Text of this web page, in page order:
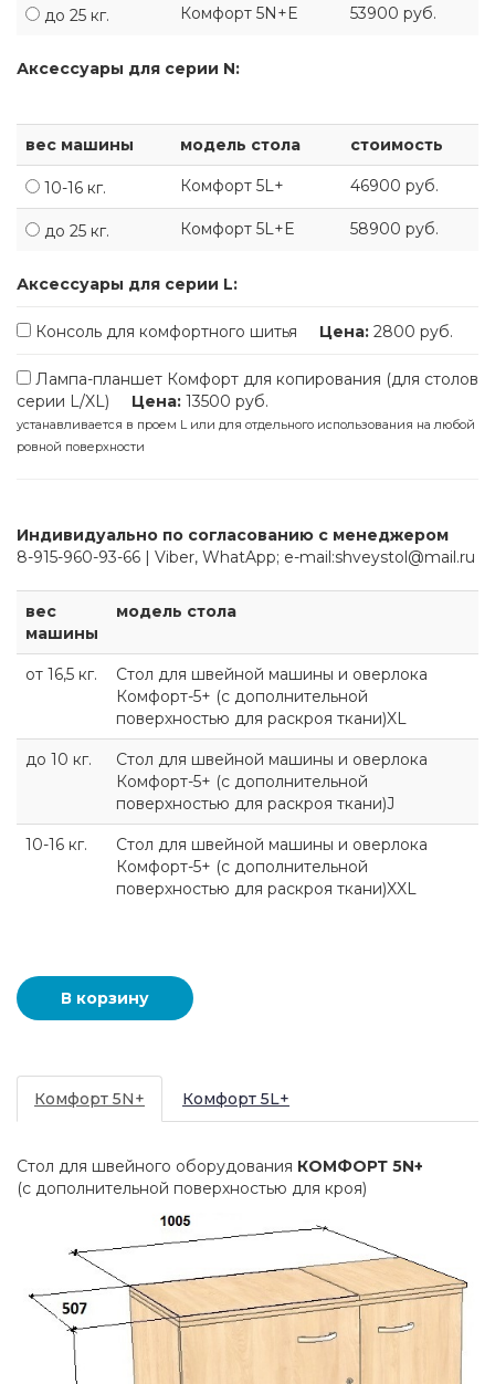
до 25 кг. Комфорт 5N+E 53900 руб.
Аксессуары для серии N:
вес машины модель стола стоимость
10-16 кг. Комфорт 5L+ 46900 руб.
до 25 кг. Комфорт 5L+E 58900 руб.
Аксессуары для серии L:
Консоль для комфортного шитья Цена: 2800 руб.
Лампа-планшет Комфорт для копирования (для столов
серии L/XL) Цена: 13500 руб.
устанавливается в проем L или для отдельного использования на любой
ровной поверхности
Индивидуально по согласованию с менеджером
8-915-960-93-66 | Viber, WhatApp; e-mail:shveystol@mail.ru
вес
машины
модель стола
от 16,5 кг.
Стол для швейной машины и оверлока
Комфорт-5+ (с дополнительной
поверхностью для раскроя ткани)XL
до 10 кг.
Стол для швейной машины и оверлока
Комфорт-5+ (с дополнительной
поверхностью для раскроя ткани)J
10-16 кг.
Стол для швейной машины и оверлока
Комфорт-5+ (с дополнительной
поверхностью для раскроя ткани)XXL
Комфорт 5N+ Комфорт 5L+
Стол для швейного оборудования КОМФОРТ 5N+
(с дополнительной поверхностью для кроя)